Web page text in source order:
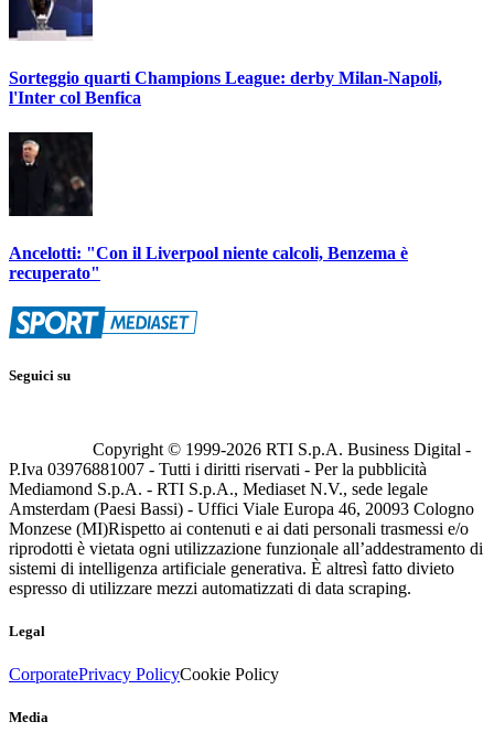
Sorteggio quarti Champions League: derby Milan-Napoli,
l'Inter col Benfica
Ancelotti: "Con il Liverpool niente calcoli, Benzema è
recuperato"
Seguici su
Copyright © 1999-2026 RTI S.p.A. Business Digital -
P.Iva 03976881007 - Tutti i diritti riservati - Per la pubblicità
Mediamond S.p.A. - RTI S.p.A., Mediaset N.V., sede legale
Amsterdam (Paesi Bassi) - Uffici Viale Europa 46, 20093 Cologno
Monzese (MI)Rispetto ai contenuti e ai dati personali trasmessi e/o
riprodotti è vietata ogni utilizzazione funzionale all’addestramento di
sistemi di intelligenza artificiale generativa. È altresì fatto divieto
espresso di utilizzare mezzi automatizzati di data scraping.
Legal
CorporatePrivacy PolicyCookie Policy
Media